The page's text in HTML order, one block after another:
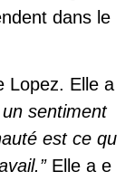
dans le
Lopez. Elle a
un sentiment
est ce qu
Elle a e